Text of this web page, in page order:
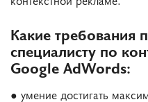
Какие требования
специалисту по
Google AdWords:
● умение достигать